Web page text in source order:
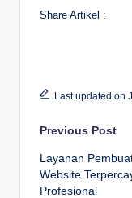
Share Artikel :
Last updated on
Post
navigation
Previous Post
Layanan
Website
Profesional